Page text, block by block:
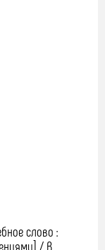
слово :
/ В.